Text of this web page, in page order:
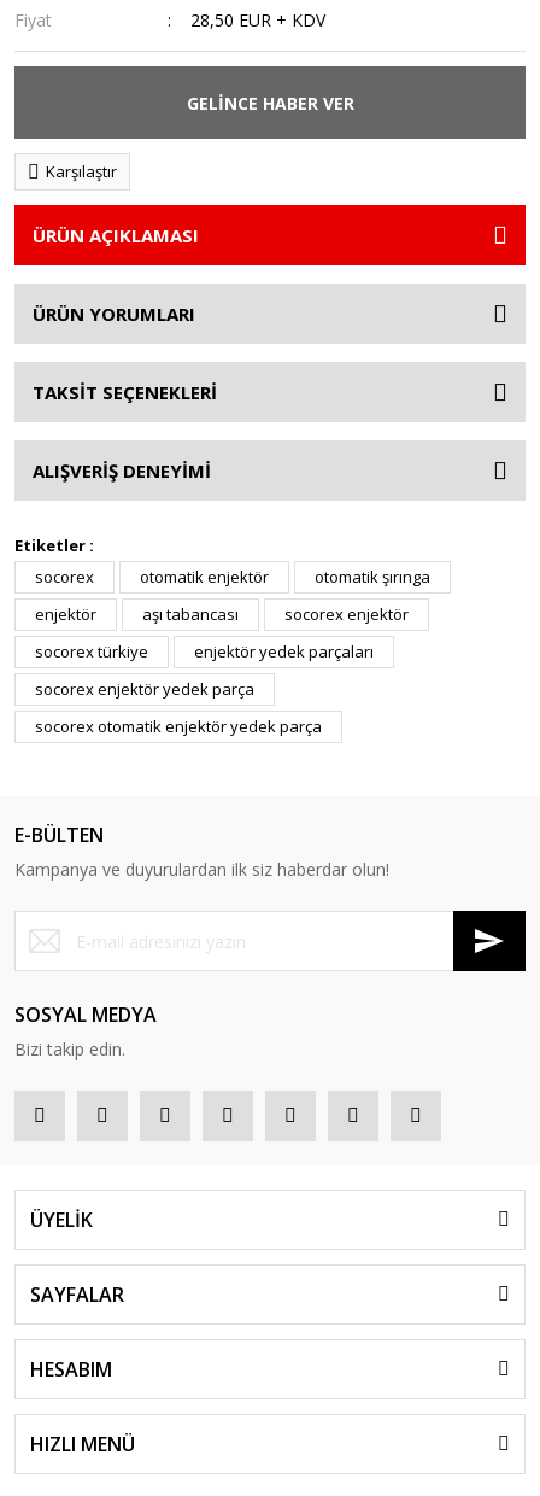
Fiyat
28,50 EUR + KDV
GELİNCE HABER VER
Karşılaştır
ÜRÜN AÇIKLAMASI
ÜRÜN YORUMLARI
TAKSİT SEÇENEKLERİ
ALIŞVERİŞ DENEYİMİ
Etiketler :
socorex
otomatik enjektör
otomatik şırınga
enjektör
aşı tabancası
socorex enjektör
socorex türkiye
enjektör yedek parçaları
socorex enjektör yedek parça
socorex otomatik enjektör yedek parça
E-BÜLTEN
Kampanya ve duyurulardan ilk siz haberdar olun!
SOSYAL MEDYA
Bizi takip edin.
ÜYELİK
SAYFALAR
HESABIM
HIZLI MENÜ